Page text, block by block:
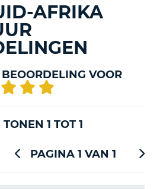
AFRIKA
VOOR
1 TOT 1
PAGINA 1 VAN 1